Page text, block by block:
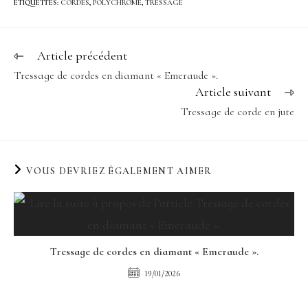
ÉTIQUETTES: CORDES, POLYCHROME, TRESSAGE
Article précédent
Tressage de cordes en diamant « Emeraude ».
Article suivant
Tressage de corde en jute
VOUS DEVRIEZ ÉGALEMENT AIMER
Tressage de cordes en diamant « Emeraude ».
19/01/2026